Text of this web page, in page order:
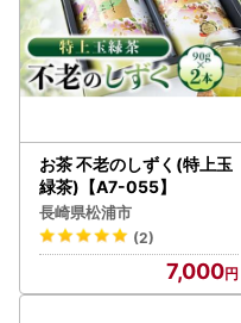
お茶 不老のしずく(特上玉
緑茶)【A7-055】
長崎県松浦市
(2)
7,000